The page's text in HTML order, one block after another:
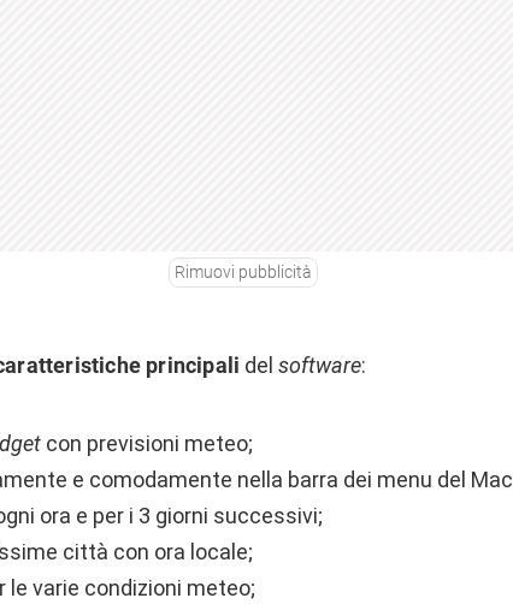
Rimuovi pubblicità
principali delsoftware:
con previsioni meteo;
e comodamente nella barra dei menu del
ora e per i 3 giorni successivi;
città con ora locale;
varie condizioni meteo;